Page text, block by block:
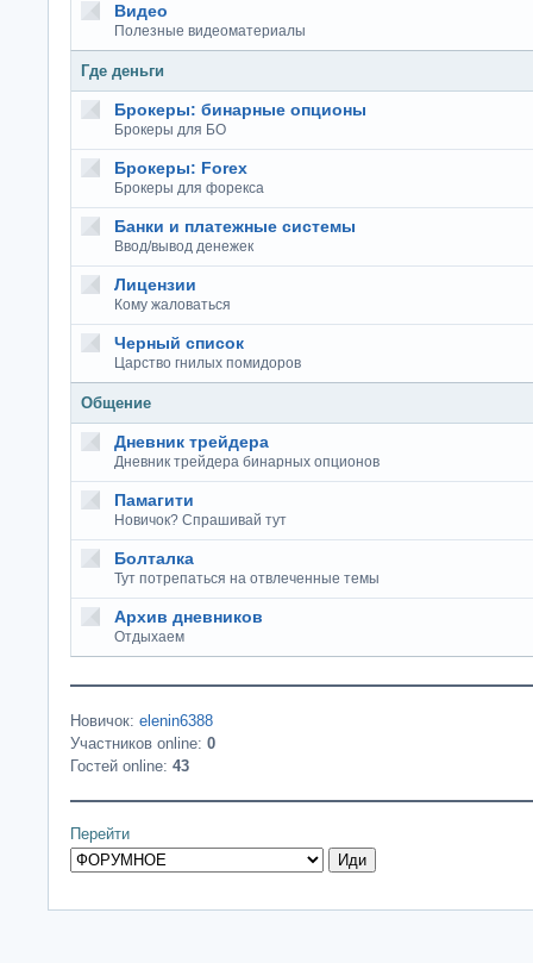
Видео
Полезные видеоматериалы
Где деньги
Брокеры: бинарные опционы
Брокеры для БО
Брокеры: Forex
Брокеры для форекса
Банки и платежные системы
Ввод/вывод денежек
Лицензии
Кому жаловаться
Черный список
Царство гнилых помидоров
Общение
Дневник трейдера
Дневник трейдера бинарных опционов
Памагити
Новичок? Спрашивай тут
Болталка
Тут потрепаться на отвлеченные темы
Архив дневников
Отдыхаем
Новичок: elenin6388
Участников online: 0
Гостей online: 43
Перейти